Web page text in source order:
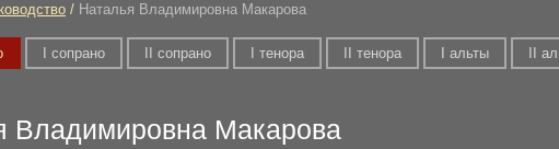
/ Наталья Владимировна Макарова
I сопрано II сопрано I тенора II тенора I альты II
Владимировна Макарова